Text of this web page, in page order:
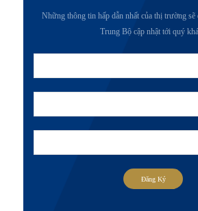
Những thông tin hấp dẫn nhất của thị trường
Trung Bộ cập nhật tới quý
Đăng Ký